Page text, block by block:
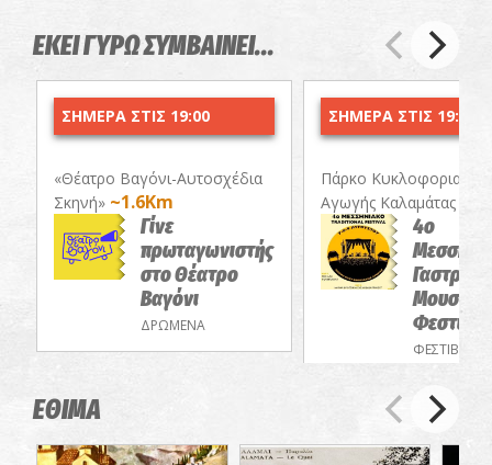
ΕΚΕΙ ΓΥΡΩ ΣΥΜΒΑΙΝΕΙ...
ΣΗΜΕΡΑ ΣΤΙΣ 19:00
«Θέατρο Βαγόνι-Αυτοσχέδια
Σκηνή» ~1.6Km
Γίνε
πρωταγωνιστής
στο Θέατρο
Βαγόνι
ΔΡΩΜΕΝΑ
ΣΗΜΕΡΑ ΣΤΙΣ 19:30
Πάρκο Κυκλοφοριακής
Αγωγής Καλαμάτας
4ο
Μουσικό
ΦΕΣΤΙΒΑΛ
ΕΘΙΜΑ